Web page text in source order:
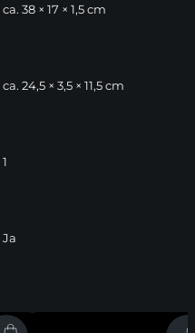
ca. 38 × 17 × 1,5 cm
ca. 24,5 × 3,5 × 11,5 cm
1
Ja